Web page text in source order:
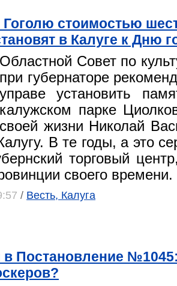
Гоголю стоимостью
в Калуге к Дню
Областной Совет по
при губернаторе
управе установить
калужском парке
своей жизни Николай
В те годы, а это
торговый
своего времени.
/ Весть, Калуга
Постановление